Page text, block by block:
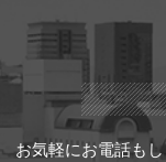
お気軽にお電話も